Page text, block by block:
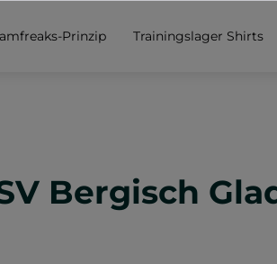
Prinzip Trainingslager Shirts
Bergisch